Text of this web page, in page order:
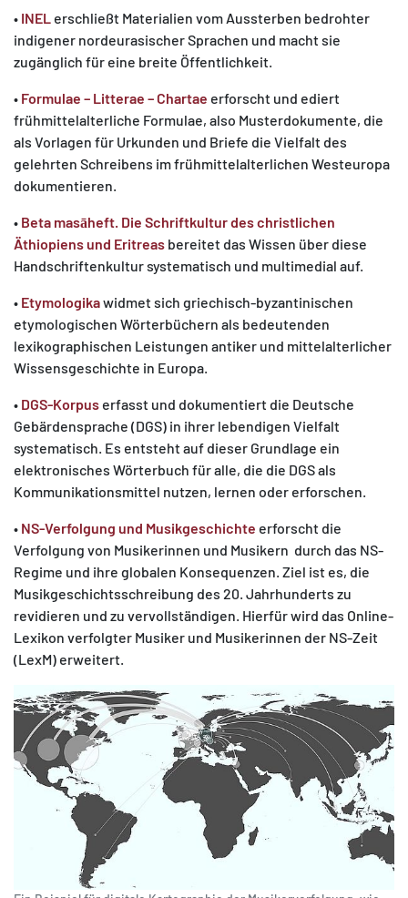
• INEL erschließt Materialien vom Aussterben bedrohter
indigener nordeurasischer Sprachen und macht sie
zugänglich für eine breite Öffentlichkeit.
• Formulae – Litterae – Chartae erforscht und ediert
frühmittelalterliche Formulae, also Musterdokumente, die
als Vorlagen für Urkunden und Briefe die Vielfalt des
gelehrten Schreibens im frühmittelalterlichen Westeuropa
dokumentieren.
• Beta masāheft. Die Schriftkultur des christlichen
Äthiopiens und Eritreas bereitet das Wissen über diese
Handschriftenkultur systematisch und multimedial auf.
• Etymologikawidmet sich griechisch-byzantinischen
etymologischen Wörterbüchern als bedeutenden
lexikographischen Leistungen antiker und mittelalterlicher
Wissensgeschichte in Europa.
• DGS-Korpus erfasst und dokumentiert die Deutsche
Gebärdensprache (DGS) in ihrer lebendigen Vielfalt
systematisch. Es entsteht auf dieser Grundlage ein
elektronisches Wörterbuch für alle, die die DGS als
Kommunikationsmittel nutzen, lernen oder erforschen.
• NS-Verfolgung und Musikgeschichte erforscht die
Verfolgung von Musikerinnen und Musikern durch das NS-
Regime und ihre globalen Konsequenzen. Ziel ist es, die
Musikgeschichtsschreibung des 20. Jahrhunderts zu
revidieren und zu vervollständigen. Hierfür wird das Online-
Lexikon verfolgter Musiker und Musikerinnen der NS-Zeit
(LexM) erweitert.